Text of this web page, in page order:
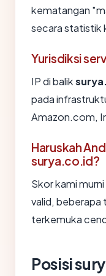
kematangan
secara statistik
Yurisdiksi
IP di balik
pada
Amazon.com,
Haruskah
surya.co.id?
Skor kami
valid, beberapa
terkemuka
Posisi